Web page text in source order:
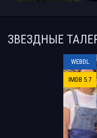
ЗВЕЗДНЫЕ
WEBDL
IMDB 5.7